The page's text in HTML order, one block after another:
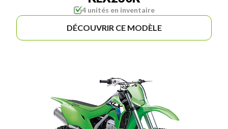
4 unités en inventaire
DÉCOUVRIR CE MODÈLE